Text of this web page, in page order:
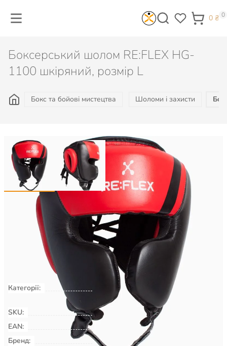
0 ₴ 0
Боксерський шолом RE:FLEX HG-
1100 шкіряний, розмір L
Бокс та бойові мистецтва Шоломи і захисти
3 336
Є в наявності
КУПИТИ
Категорії: Бокс та бойові мистецтва
і захисти
SKU:
00045094
EAN:
Бренд:
RE:FLEX